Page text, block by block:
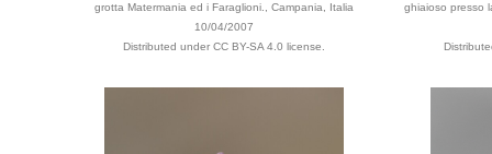
grotta Matermania ed i Faraglioni., Campania, Italia
10/04/2007
Distributed under CC BY-SA 4.0 license.
ghiaioso presso